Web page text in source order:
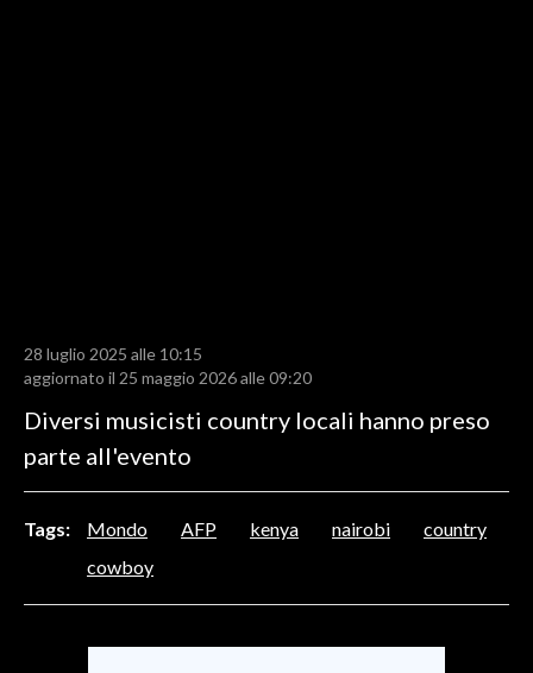
RISULTATI E CLASSIFICHE
CALCIO REGIONALE
BASKET
MOTORI
ALTRI SPORT
28 luglio 2025 alle 10:15
aggiornato il 25 maggio 2026 alle 09:20
Diversi musicisti country locali hanno preso
parte all'evento
Tags: Mondo AFP kenya nairobi
country
cowboy